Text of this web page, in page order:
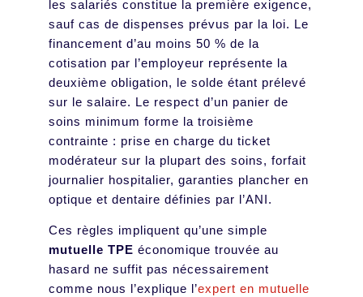
les salariés constitue la première exigence,
sauf cas de dispenses prévus par la loi. Le
financement d’au moins 50 % de la
cotisation par l’employeur représente la
deuxième obligation, le solde étant prélevé
sur le salaire. Le respect d’un panier de
soins minimum forme la troisième
contrainte : prise en charge du ticket
modérateur sur la plupart des soins, forfait
journalier hospitalier, garanties plancher en
optique et dentaire définies par l’ANI.
Ces règles impliquent qu’une simple
mutuelle TPE économique trouvée au
hasard ne suffit pas nécessairement
comme nous l’explique l’expert en mutuelle